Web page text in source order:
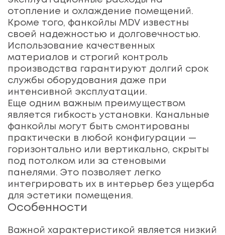
отопление и охлаждение помещений.
Кроме того, фанкойлы MDV известны
своей надежностью и долговечностью.
Использование качественных
материалов и строгий контроль
производства гарантируют долгий срок
службы оборудования даже при
интенсивной эксплуатации.
Еще одним важным преимуществом
является гибкость установки. Канальные
фанкойлы могут быть смонтированы
практически в любой конфигурации —
горизонтально или вертикально, скрыты
под потолком или за стеновыми
панелями. Это позволяет легко
интегрировать их в интерьер без ущерба
для эстетики помещения.
Особенности
Важной характеристикой является низкий